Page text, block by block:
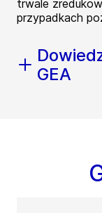
trwale
przypadkach
GEA